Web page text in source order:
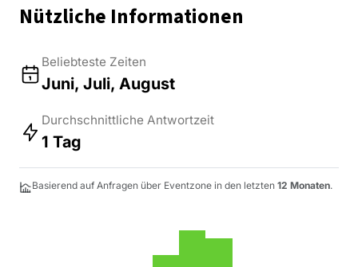
Nützliche Informationen
Beliebteste Zeiten
Juni, Juli, August
Durchschnittliche Antwortzeit
1 Tag
Basierend auf Anfragen über Eventzone in den letzten 12 Monaten.